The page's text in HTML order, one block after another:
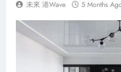
未來 港Wave 5 Months